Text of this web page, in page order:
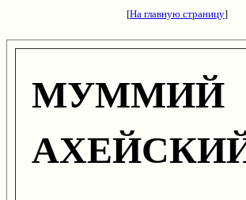
[На главную страницу]
МУММИЙ